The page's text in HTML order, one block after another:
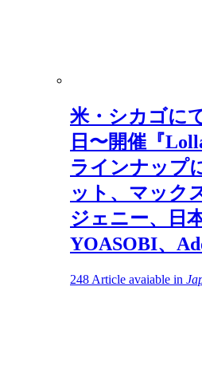
米・シカゴに
日〜開催『
ラインナップ
ット、マック
ジェニー、日
YOASOBI、
248 Article avaiable in